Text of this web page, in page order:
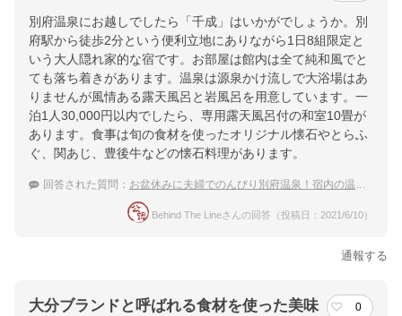
別府温泉にお越しでしたら「千成」はいかがでしょうか。別
府駅から徒歩2分という便利立地にありながら1日8組限定と
いう大人隠れ家的な宿です。お部屋は館内は全て純和風でと
ても落ち着きがあります。温泉は源泉かけ流しで大浴場はあ
りませんが風情ある露天風呂と岩風呂を用意しています。一
泊1人30,000円以内でしたら、専用露天風呂付の和室10畳が
あります。食事は旬の食材を使ったオリジナル懐石やとらふ
ぐ、関あじ、豊後牛などの懐石料理があります。
回答された質問： お盆休みに夫婦でのんびり別府温泉！宿内の温泉も楽しめ客室露天風呂がある宿
Behind The Lineさんの回答（投稿日：2021/6/10）
通報する
大分ブランドと呼ばれる食材を使った美味
0